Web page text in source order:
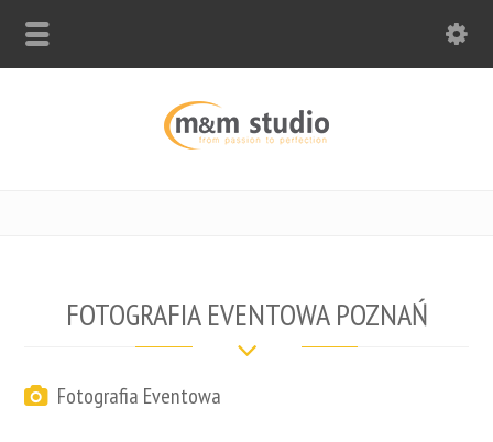
FOTOGRAFIA EVENTOWA POZNAŃ
Fotografia Eventowa